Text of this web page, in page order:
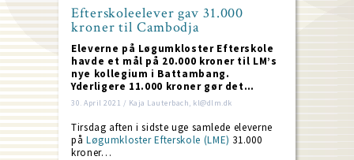
Efterskoleelever gav 31.000
kroner til Cambodja
Eleverne på Løgumkloster Efterskole
havde et mål på 20.000 kroner til LM’s
nye kollegium i Battambang.
Yderligere 11.000 kroner gør det…
30. April 2021 / Kaja Lauterbach, kl@dlm.dk
Tirsdag aften i sidste uge samlede eleverne
på Løgumkloster Efterskole (LME) 31.000
kroner…